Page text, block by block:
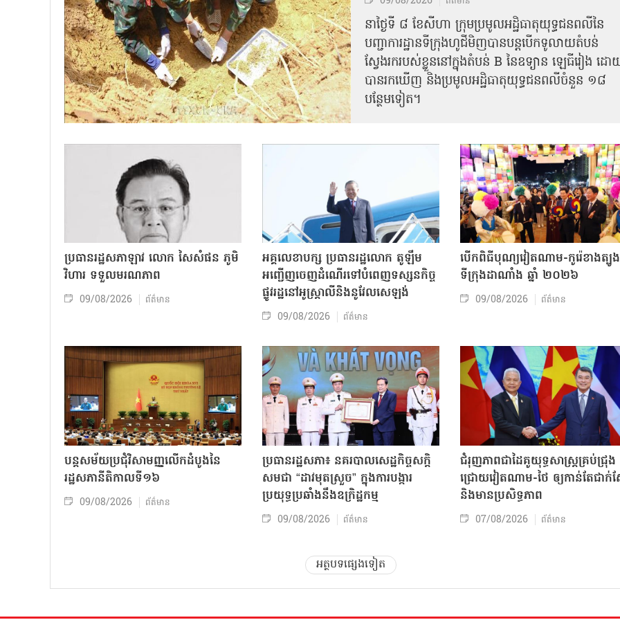
នាថ្ងៃទី ៨ ខែសីហា ក្រុមប្រមូលអដ្ឋិធាតុយុទ្ធជនពលីនៃ
បញ្ជាការដ្ឋានទីក្រុងហូជីមិញបានបន្តបើកទូលាយតំបន់
ស្វែងរករបស់ខ្លួននៅក្នុងតំបន់ B នៃឧទ្យាន ឡេធីរៀង ដ
បានរកឃើញ និងប្រមូលអដ្ឋិធាតុយុទ្ធជនពលីចំនួន ១៨
បន្ថែមទៀត។
ប្រធានរដ្ឋសភាឡាវ លោក សៃសំផន ភូមិ
វិហារ ទទួលមរណភាព
09/08/2026 ព័ត៌មាន
អគ្គលេខាបក្ស ប្រធានរដ្ឋលោក តូឡឹម
អញ្ជើញចេញដំណើរទៅបំពេញទស្សនកិច្ច
ផ្លូវរដ្ឋនៅអូស្ត្រាលីនិងនូវែលសេឡង់
09/08/2026 ព័ត៌មាន
បើកពិធីបុណ្យវៀតណាម-កូរ៉េខាងត្បូង
ទីក្រុងដាណាំង ឆ្នាំ ២០២៦
09/08/2026 ព័ត៌មាន
បន្តសម័យប្រជុំវិសាមញ្ញលើកដំបូងនៃ
រដ្ឋសភានីតិកាលទី១៦
09/08/2026 ព័ត៌មាន
ប្រធានរដ្ឋសភា៖ នគរបាលសេដ្ឋកិច្ចសក្តិ
សមជា “ដាវមុតស្រួច” ក្នុងការបង្ការ
ប្រយុទ្ធប្រឆាំងនឹងឧក្រិដ្ឋកម្ម
09/08/2026 ព័ត៌មាន
ជំរុញភាពជាដៃគូយុទ្ធសាស្ត្រគ្រប់ជ្រុង
ជ្រោយវៀតណាម-ថៃ ឲ្យកាន់តែជាក់ស្
និងមានប្រសិទ្ធភាព
07/08/2026 ព័ត៌មាន
អត្ថបទផ្សេងទៀត